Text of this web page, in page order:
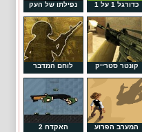
כדורגל 1 על 1 נפילתו של העק
קונטר סטרייק לוחם המדבר
המערב הפרוע האקדח 2